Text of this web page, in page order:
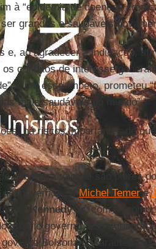
à “epidemia de doenças
grandes e saudáveis
e, ao agradecer a indicação,
conflitos de interesse
Com esse ímpeto, prometeu
mais saudáveis do mundo”.
há riscos importantes de
cobertura vacinal são piores
desgovernos deMichel Temere
de
Kennedy Jr , com a
próprio governo. Essa
Bolsonaro,